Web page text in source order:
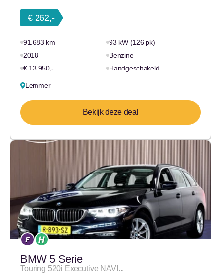
€ 262,-
91.683 km
93 kW (126 pk)
2018
Benzine
€ 13.950,-
Handgeschakeld
Lemmer
Bekijk deze deal
BMW 5 Serie
Touring 520i Executive NAVI...